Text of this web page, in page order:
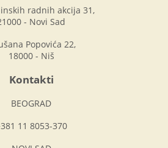
radnih akcija 31,
- Novi Sad
Popovića 22,
18000 - Niš
Kontakti
BEOGRAD
11 8053-370